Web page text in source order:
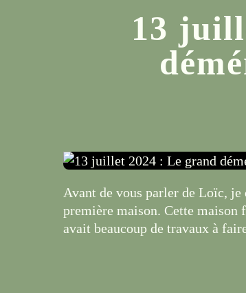
13
Avant de vous parler de Loïc, je
première maison. Cette maison
avait beaucoup de travaux à